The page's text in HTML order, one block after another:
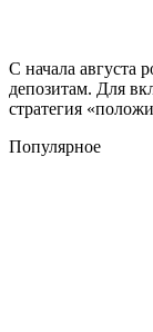
С начала августа
депозитам. Для
стратегия
Популярное